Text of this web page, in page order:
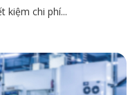
kiệm chi phí...